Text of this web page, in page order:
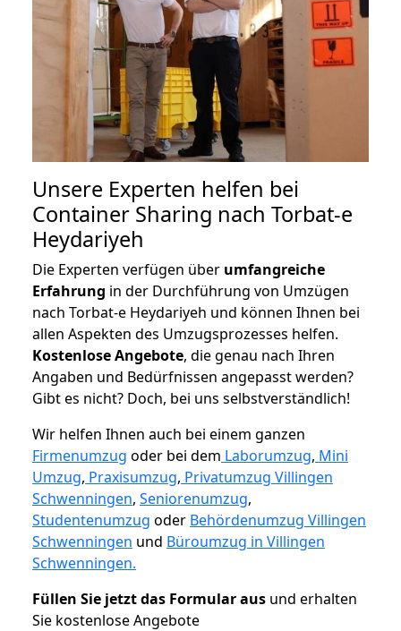
Unsere Experten helfen bei
Container Sharing nach Torbat-e
Heydariyeh
Die Experten verfügen über umfangreiche
Erfahrung in der Durchführung von Umzügen
nach Torbat-e Heydariyeh und können Ihnen bei
allen Aspekten des Umzugsprozesses helfen.
Kostenlose Angebote, die genau nach Ihren
Angaben und Bedürfnissen angepasst werden?
Gibt es nicht? Doch, bei uns selbstverständlich!
Wir helfen Ihnen auch bei einem ganzen
Firmenumzug oder bei dem Laborumzug, Mini
Umzug, Praxisumzug, Privatumzug Villingen
Schwenningen, Seniorenumzug,
Studentenumzug oder Behördenumzug Villingen
Schwenningen und Büroumzug in Villingen
Schwenningen.
Füllen Sie jetzt das Formular aus und erhalten
Sie kostenlose Angebote